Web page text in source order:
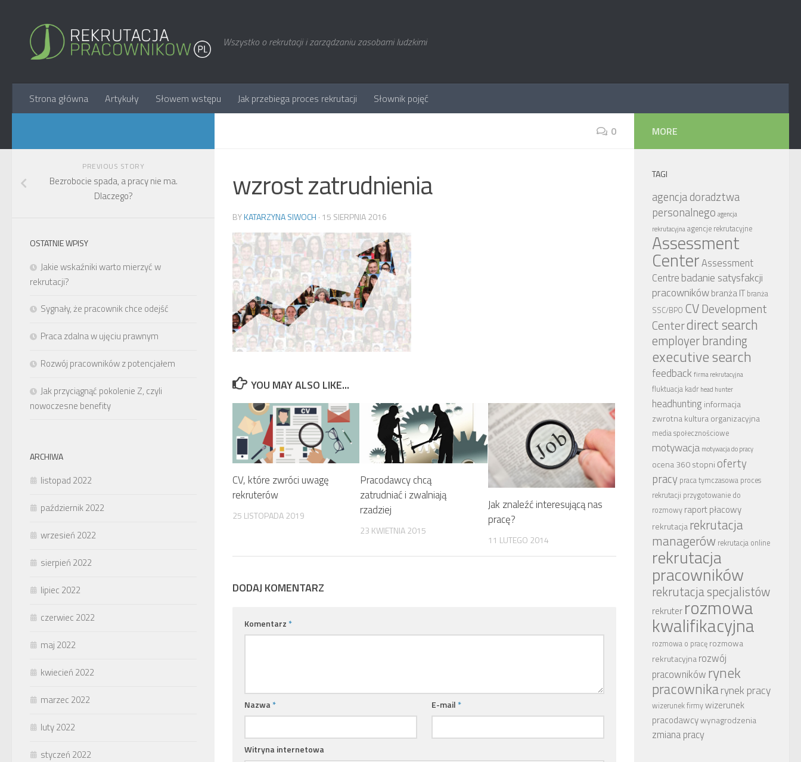
Wszystko o rekrutacji i zarządzaniu zasobami ludzkimi
Strona główna Artykuły Słowem wstępu Jak przebiega proces rekrutacji Słownik pojęć
0
wzrost zatrudnienia
BYKATARZYNA SIWOCH · 15 SIERPNIA 2016
YOU MAY ALSO LIKE...
CV, które zwróci uwagę
rekruterów
25 LISTOPADA 2019
Pracodawcy chcą
zatrudniać i zwalniają
rzadziej
23 KWIETNIA 2015
Jak znaleźć interesującą nas
pracę?
11 LUTEGO 2014
DODAJ KOMENTARZ
Komentarz *
Nazwa * E-mail *
Witryna internetowa
PREVIOUS STORY
Bezrobocie spada, a pracy nie ma.
Dlaczego?
OSTATNIE WPISY
Jakie wskaźniki warto mierzyć w
rekrutacji?
Sygnały, że pracownik chce odejść
Praca zdalna w ujęciu prawnym
Rozwój pracowników z potencjałem
Jak przyciągnąć pokolenie Z, czyli
nowoczesne benefity
ARCHIWA
listopad 2022
październik 2022
wrzesień 2022
sierpień 2022
lipiec 2022
czerwiec 2022
maj 2022
kwiecień 2022
marzec 2022
luty 2022
styczeń 2022
MORE
TAGI
agencja doradztwa
personalnego agencja
rekrutacyjnaagencje rekrutacyjne
Assessment
CenterAssessment
Centre badanie satysfakcji
pracownikówbranża IT branża
SSC/BPO CV Development
Centerdirect search
employer branding
executive search
feedback firma rekrutacyjna
fluktuacja kadr head hunter
headhunting informacja
zwrotnakultura organizacyjna
media społecznościowe
motywacja motywacja do pracy
ocena 360 stopni oferty
pracy praca tymczasowa proces
rekrutacji przygotowanie do
rozmowy raport płacowy
rekrutacjarekrutacja
managerów rekrutacja online
rekrutacja
pracowników
rekrutacja specjalistów
rekruter rozmowa
kwalifikacyjna
rozmowa o pracę rozmowa
rekrutacyjnarozwój
pracowników rynek
pracownikarynek pracy
wizerunek firmywizerunek
pracodawcywynagrodzenia
zmiana pracy